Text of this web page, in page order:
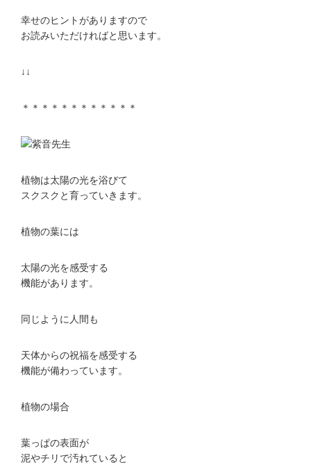
幸せのヒントがありますので
お読みいただければと思います。
↓↓
＊＊＊＊＊＊＊＊＊＊＊＊
植物は太陽の光を浴びて
スクスクと育っていきます。
植物の葉には
太陽の光を感受する
機能があります。
同じように人間も
天体からの祝福を感受する
機能が備わっています。
植物の場合
葉っぱの表面が
泥やチリで汚れていると